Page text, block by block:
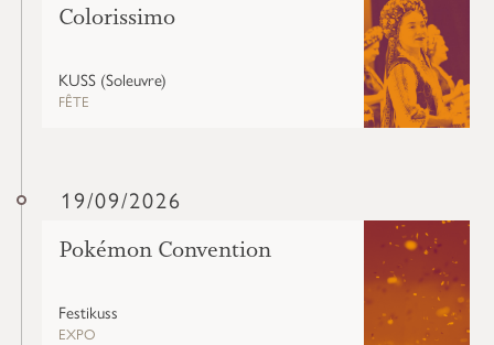
Colorissimo
KUSS (Soleuvre)
FÊTE
19/09/2026
Pokémon Convention
Festikuss
EXPO